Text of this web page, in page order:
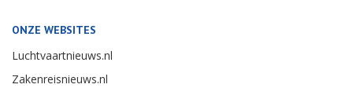
ONZE WEBSITES
Luchtvaartnieuws.nl
Zakenreisnieuws.nl